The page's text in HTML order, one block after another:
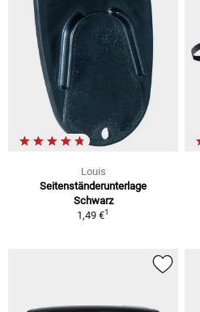
Louis
Seitenständerunterlage
Schwarz
1,49 €1